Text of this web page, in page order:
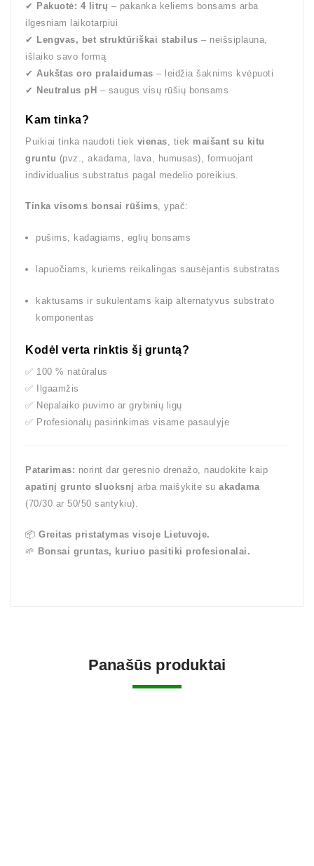
✔ Pakuotė: 4 litrų – pakanka keliems bonsams arba
ilgesniam laikotarpiui
✔ Lengvas, bet struktūriškai stabilus – neišsiplauna,
išlaiko savo formą
✔ Aukštas oro pralaidumas – leidžia šaknims kvėpuoti
✔ Neutralus pH – saugus visų rūšių bonsams
Kam tinka?
Puikiai tinka naudoti tiek vienas, tiek maišant su kitu
gruntu (pvz., akadama, lava, humusas), formuojant
individualius substratus pagal medelio poreikius.
Tinka visoms bonsai rūšims, ypač:
pušims, kadagiams, eglių bonsams
lapuočiams, kuriems reikalingas sausėjantis substratas
kaktusams ir sukulentams kaip alternatyvus substrato
komponentas
Kodėl verta rinktis šį gruntą?
✅ 100 % natūralus
✅ Ilgaamžis
✅ Nepalaiko puvimo ar grybinių ligų
✅ Profesionalų pasirinkimas visame pasaulyje
Patarimas: norint dar geresnio drenažo, naudokite kaip
apatinį grunto sluoksnį arba maišykite su akadama
(70/30 ar 50/50 santykiu).
📦 Greitas pristatymas visoje Lietuvoje.
🌱 Bonsai gruntas, kuriuo pasitiki profesionalai.
Panašūs produktai